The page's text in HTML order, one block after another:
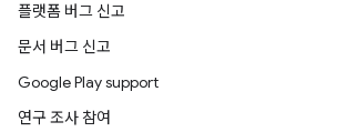
플랫폼 버그 신고
문서 버그 신고
Google Play support
연구 조사 참여